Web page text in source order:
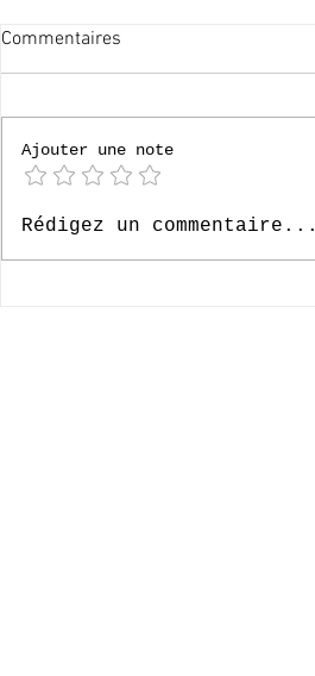
[P4] Loverval 2026
Commentaires
Ajouter une note
Rédigez un commentaire...